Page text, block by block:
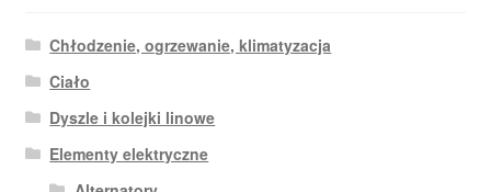
Chłodzenie, ogrzewanie, klimatyzacja
Ciało
Dyszle i kolejki linowe
Elementy elektryczne